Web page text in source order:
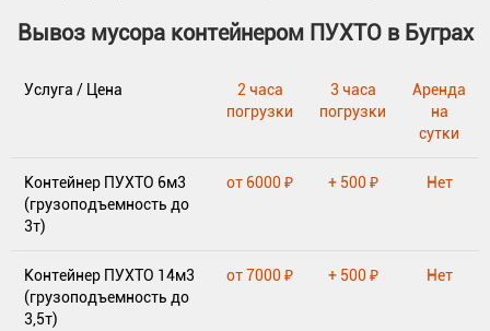
Вывоз мусора контейнером ПУХТО в Буграх
Услуга / Цена
2 часа
погрузки
3 часа
погрузки
Аренда
на
сутки
Контейнер ПУХТО 6м3
(грузоподъемность до
3т)
от 6000 ₽ + 500 ₽ Нет
Контейнер ПУХТО 14м3
(грузоподъемность до
3,5т)
от 7000 ₽ + 500 ₽ Нет